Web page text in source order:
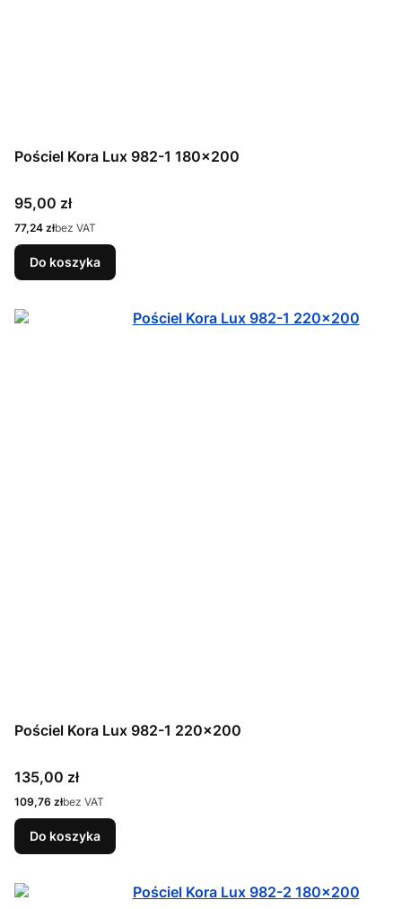
Pościel Kora Lux 982-1 180x200
Cena
95,00 zł
Cena
77,24 złbez VAT
Do koszyka
Pościel Kora Lux 982-1 220x200
Cena
135,00 zł
Cena
109,76 złbez VAT
Do koszyka